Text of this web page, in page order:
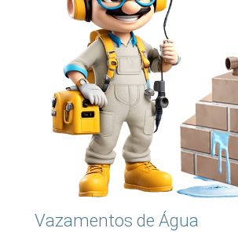
Vazamentos de Água